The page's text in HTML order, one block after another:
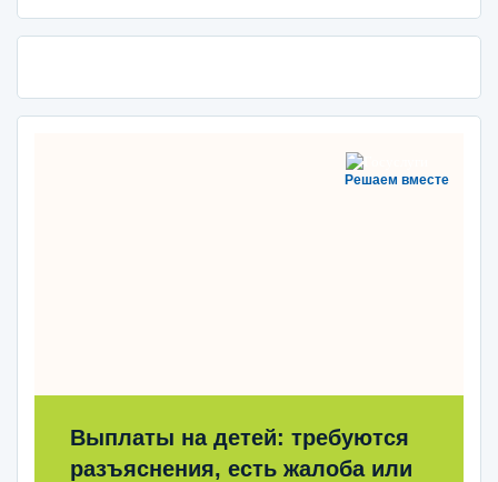
Решаем вместе
Выплаты на детей: требуются
разъяснения, есть жалоба или